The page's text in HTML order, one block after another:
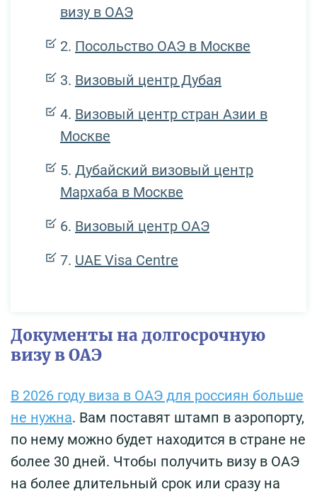
визу в ОАЭ
Посольство ОАЭ в Москве
Визовый центр Дубая
Визовый центр стран Азии в
Москве
Дубайский визовый центр
Мархаба в Москве
Визовый центр ОАЭ
UAE Visa Centre
Документы на долгосрочную
визу в ОАЭ
В 2026 году виза в ОАЭ для россиян больше
не нужна. Вам поставят штамп в аэропорту,
по нему можно будет находится в стране не
более 30 дней. Чтобы получить визу в ОАЭ
на более длительный срок или сразу на